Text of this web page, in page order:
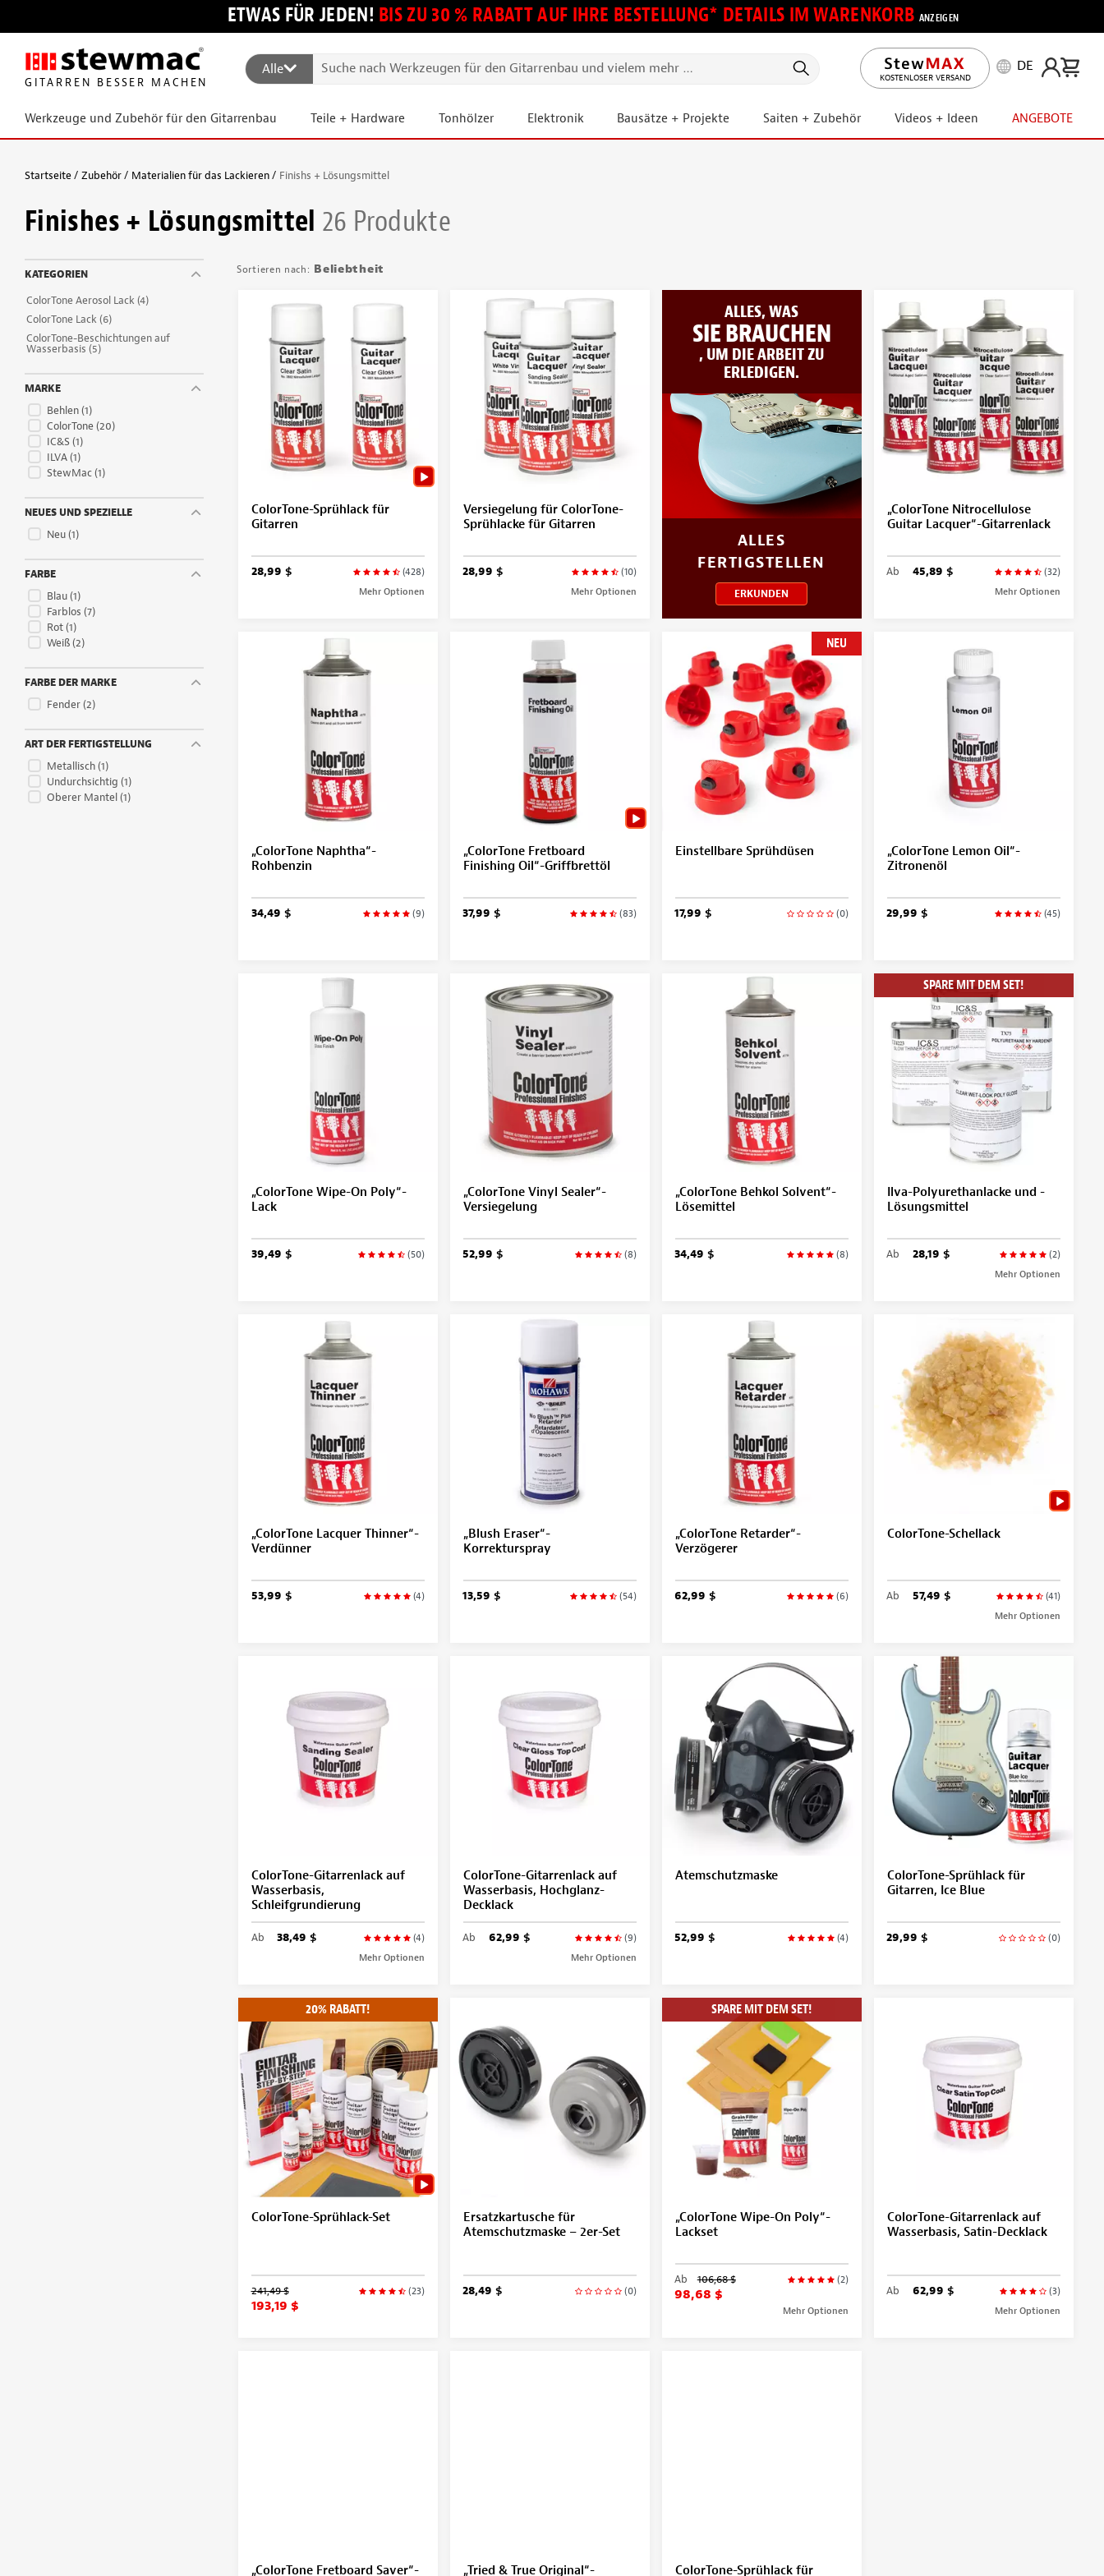
ETWAS FÜR JEDEN! BIS ZU 30 % RABATT AUF IHRE BESTELLUNG* DETAILS IM WARENKORB ANZEIGEN
GITARREN BESSER MACHEN
Alle
KOSTENLOSER VERSAND
DE
Werkzeuge und Zubehör für den Gitarrenbau Teile + Hardware Tonhölzer Elektronik Bausätze + Projekte Saiten + Zubehör Videos + Ideen ANGEBOTE
Startseite Zubehör Materialien für das Lackieren Finishs + Lösungsmittel
Finishes + Lösungsmittel 26 Produkte
KATEGORIEN
ColorTone Aerosol Lack (4)
ColorTone Lack (6)
ColorTone-Beschichtungen auf
Wasserbasis (5)
MARKE
Behlen(1)
ColorTone(20)
IC&S(1)
ILVA(1)
StewMac(1)
NEUES UND SPEZIELLE
Neu(1)
FARBE
Blau(1)
Farblos (7)
Rot(1)
Weiß(2)
FARBE DER MARKE
Fender(2)
ART DER FERTIGSTELLUNG
Metallisch(1)
Undurchsichtig (1)
Oberer Mantel(1)
Beliebtheit
ColorTone-Sprühlack für
Gitarren
(428)
28,99 $
Mehr Optionen
Versiegelung für ColorTone-
Sprühlacke für Gitarren
(10)
28,99 $
Mehr Optionen
ALLES, WAS
SIE BRAUCHEN
, UM DIE ARBEIT ZU
ERLEDIGEN.
ALLES
FERTIGSTELLEN
ERKUNDEN
„ColorTone Nitrocellulose
Guitar Lacquer“-Gitarrenlack
(32)
Ab 45,89 $
Mehr Optionen
„ColorTone Naphtha“-
Rohbenzin
(9)
34,49 $
„ColorTone Fretboard
Finishing Oil“-Griffbrettöl
(83)
37,99 $
NEU
Einstellbare Sprühdüsen
(0)
17,99 $
„ColorTone Lemon Oil“-
Zitronenöl
(45)
29,99 $
„ColorTone Wipe-On Poly“-
Lack
(50)
39,49 $
„ColorTone Vinyl Sealer“-
Versiegelung
(8)
52,99 $
„ColorTone Behkol Solvent“-
Lösemittel
(8)
34,49 $
SPARE MIT DEM SET!
Ilva-Polyurethanlacke und -
Lösungsmittel
(2)
Ab 28,19 $
Mehr Optionen
„ColorTone Lacquer Thinner“-
Verdünner
(4)
53,99 $
„Blush Eraser“-
Korrekturspray
(54)
13,59 $
„ColorTone Retarder“-
Verzögerer
(6)
62,99 $
ColorTone-Schellack
(41)
Ab 57,49 $
Mehr Optionen
ColorTone-Gitarrenlack auf
Wasserbasis,
Schleifgrundierung
(4)
Ab 38,49 $
Mehr Optionen
ColorTone-Gitarrenlack auf
Wasserbasis, Hochglanz-
Decklack
(9)
Ab 62,99 $
Mehr Optionen
Atemschutzmaske
(4)
52,99 $
ColorTone-Sprühlack für
Gitarren, Ice Blue
(0)
29,99 $
20% RABATT!
ColorTone-Sprühlack-Set
(23)
241,49 $
193,19 $
Ersatzkartusche für
Atemschutzmaske – 2er-Set
(0)
28,49 $
SPARE MIT DEM SET!
„ColorTone Wipe-On Poly“-
Lackset
(2)
Ab 106,68 $
98,68 $
Mehr Optionen
ColorTone-Gitarrenlack auf
Wasserbasis, Satin-Decklack
(3)
Ab 62,99 $
Mehr Optionen
„ColorTone Fretboard Saver“-
„Tried & True Original“-
ColorTone-Sprühlack für